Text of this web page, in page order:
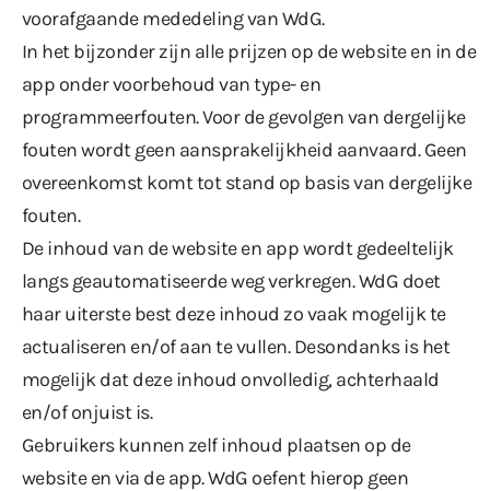
voorafgaande mededeling van WdG.
In het bijzonder zijn alle prijzen op de website en in de
app onder voorbehoud van type- en
programmeerfouten. Voor de gevolgen van dergelijke
fouten wordt geen aansprakelijkheid aanvaard. Geen
overeenkomst komt tot stand op basis van dergelijke
fouten.
De inhoud van de website en app wordt gedeeltelijk
langs geautomatiseerde weg verkregen. WdG doet
haar uiterste best deze inhoud zo vaak mogelijk te
actualiseren en/of aan te vullen. Desondanks is het
mogelijk dat deze inhoud onvolledig, achterhaald
en/of onjuist is.
Gebruikers kunnen zelf inhoud plaatsen op de
website en via de app. WdG oefent hierop geen